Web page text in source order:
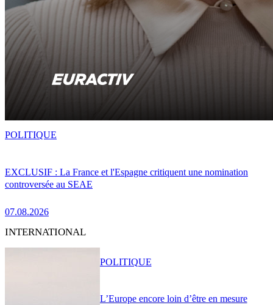
EXCLUSIF : La France et l'Espagne critiquent une nomination
controversée au SEAE
07.08.2026
POLITIQUE
INTERNATIONAL
L’Europe encore loin d’être en mesure
POLITIQUE